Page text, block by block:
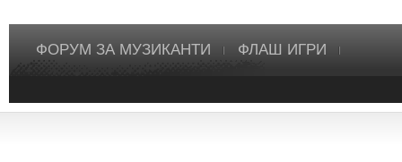
ФОРУМ ЗА МУЗИКАНТИ ФЛАШ ИГРИ